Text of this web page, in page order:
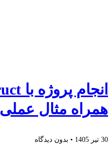
همراه مثال عملی
30 تیر 1405 بدون دیدگاه